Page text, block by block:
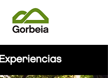
Experiencias